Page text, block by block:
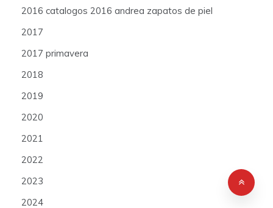
2016 catalogos 2016 andrea zapatos de piel
2017
2017 primavera
2018
2019
2020
2021
2022
2023
2024